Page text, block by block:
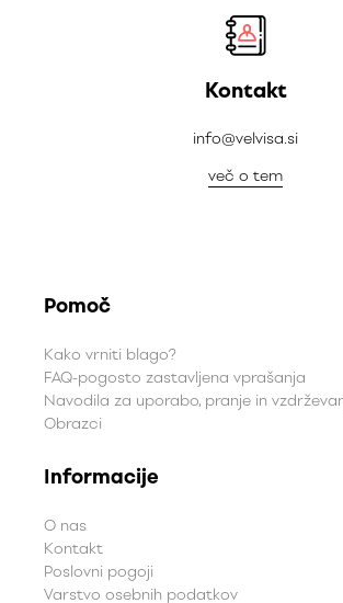
Kontakt
info@velvisa.si
več o tem
Pomoč
Kako vrniti blago?
FAQ-pogosto zastavljena vprašanja
Navodila za uporabo, pranje in
Obrazci
Informacije
O nas
Kontakt
Poslovni pogoji
Varstvo osebnih podatkov